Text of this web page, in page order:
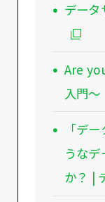
データ
Are
入門～
「デ
うな
か？ |